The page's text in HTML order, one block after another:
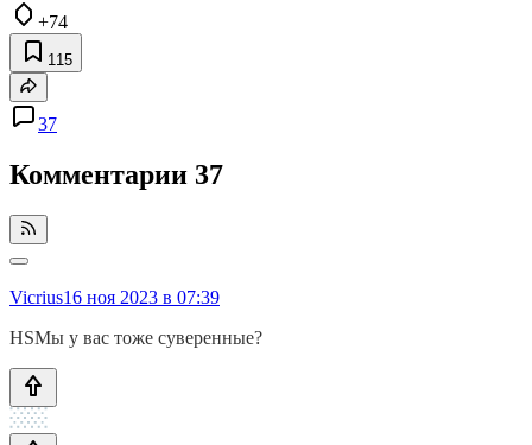
+74
115
37
Комментарии 37
Vicrius16 ноя 2023 в 07:39
HSMы у вас тоже суверенные?